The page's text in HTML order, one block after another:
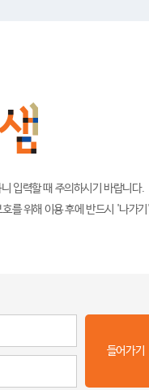
입력할 때 주의하시기 바랍니다.
를 위해 이용 후에 반드시 '나가
들어가기